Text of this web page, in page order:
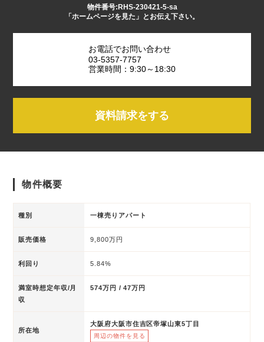
物件番号:RHS-230421-5-sa
「ホームページを見た」とお伝え下さい。
お電話でお問い合わせ
03-5357-7757
営業時間：9:30～18:30
資料請求をする
物件概要
種別 一棟売りアパート
販売価格 9,800万円
利回り 5.84%
満室時想定年収/月
収
574万円 / 47万円
所在地
大阪府大阪市住吉区帝塚山東5丁目
周辺の物件を見る